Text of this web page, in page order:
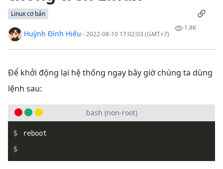
Linux cơ bản
1.8K
Huỳnh Đình Hiếu - 2022-08-10 17:02:03 (GMT+7)
Để khởi động lại hệ thống ngay bây giờ chúng ta dùng
lệnh sau:
bash (non-root)